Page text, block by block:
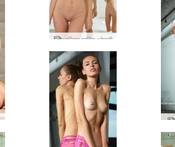
आलिया शूटिंग ओक्सी